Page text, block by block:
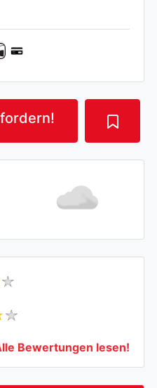
Bewertungen lesen!